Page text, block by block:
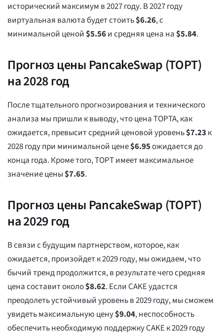
исторический максимум в 2027 году. В 2027 году
виртуальная валюта будет стоить$6.26, с
минимальной ценой$5.56и средняя цена на$5.84.
Прогноз цены PancakeSwap (ТОРТ)
на 2028 год
После тщательного прогнозирования и технического
анализа мы пришли к выводу, что цена ТОРТА, как
ожидается, превысит средний ценовой уровень$7.23 к
2028 году при минимальной цене$6.95ожидается до
конца года. Кроме того, ТОРТ имеет максимальное
значение цены$7.65.
Прогноз цены PancakeSwap (ТОРТ)
на 2029 год
В связи с будущим партнерством, которое, как
ожидается, произойдет к 2029 году, мы ожидаем, что
бычий тренд продолжится, в результате чего средняя
цена составит около$8.62. Если CAKE удастся
преодолеть устойчивый уровень в 2029 году, мы сможем
увидеть максимальную цену$9.04, неспособность
обеспечить необходимую поддержку CAKE к 2029 году